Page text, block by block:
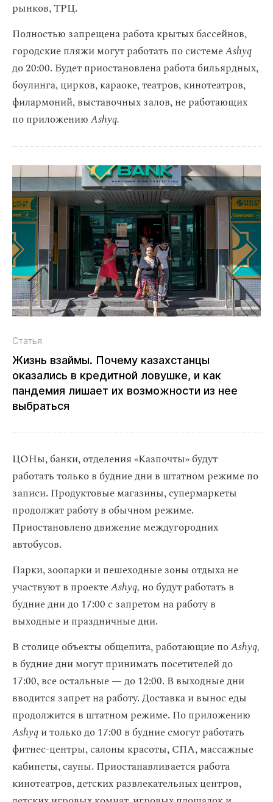
рынков, ТРЦ.
Полностью запрещена работа крытых бассейнов,
городские пляжи могут работать по системеAshyq
до 20:00. Будет приостановлена работа бильярдных,
боулинга, цирков, караоке, театров, кинотеатров,
филармоний, выставочных залов, не работающих
по приложениюAshyq.
Статья
Жизнь взаймы. Почему казахстанцы
оказались в кредитной ловушке, и как
пандемия лишает их возможности из нее
выбраться
ЦОНы, банки, отделения «Казпочты» будут
работать только в будние дни в штатном режиме по
записи. Продуктовые магазины, супермаркеты
продолжат работу в обычном режиме.
Приостановлено движение междугородних
автобусов.
Парки, зоопарки и пешеходные зоны отдыха не
участвуют в проектеAshyq, но будут работать в
будние дни до 17:00 с запретом на работу в
выходные и праздничные дни.
В столице объекты общепита, работающие поAshyq,
в будние дни могут принимать посетителей до
17:00, все остальные — до 12:00. В выходные дни
вводится запрет на работу. Доставка и вынос еды
продолжится в штатном режиме. По приложению
Ashyqи только до 17:00 в будние смогут работать
фитнес-центры, салоны красоты, СПА, массажные
кабинеты, сауны. Приостанавливается работа
кинотеатров, детских развлекательных центров,